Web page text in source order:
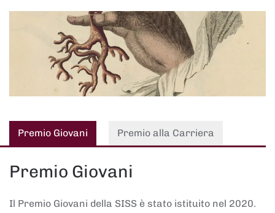
Premio Giovani Premio alla Carriera
Premio Giovani
Il Premio Giovani della SISS è stato istituito nel 2020.